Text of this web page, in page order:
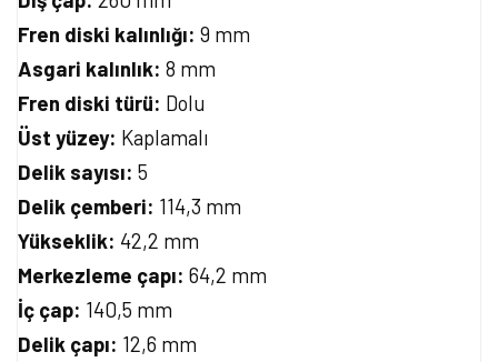
Fren diski kalınlığı: 9 mm
Asgari kalınlık: 8 mm
Fren diski türü: Dolu
Üst yüzey: Kaplamalı
Delik sayısı: 5
Delik çemberi: 114,3 mm
Yükseklik: 42,2 mm
Merkezleme çapı: 64,2 mm
İç çap: 140,5 mm
Delik çapı: 12,6 mm